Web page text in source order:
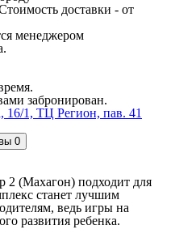
доставки - от
менеджером
забронирован.
16/1, ТЦ Регион, пав. 41
0
2 (Махагон) подходит для
станет лучшим
ведь игры на
развития ребенка.